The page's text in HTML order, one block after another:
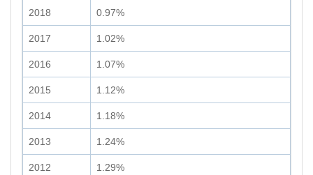
2018 0.97%
2017 1.02%
2016 1.07%
2015 1.12%
2014 1.18%
2013 1.24%
2012 1.29%